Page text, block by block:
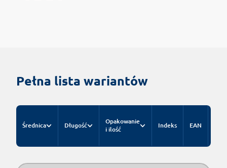
Pełna lista wariantów
Średnica Długość
Opakowanie
i ilość
Indeks EAN